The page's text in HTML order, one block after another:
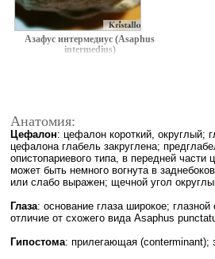
Азафус интермедиус (Asaphus
intermedius)
Анатомия:
Цефалон: цефалон короткий, округлый;
цефалона глабель закруглена;
опистопариевого типа, в передней
может быть немного вогнута в
или слабо выражен; щечной угол
Глаза: основание глаза широкое; глазной
отличие от схожего вида Asaphus
Гипостома: прилегающая (conterminant);